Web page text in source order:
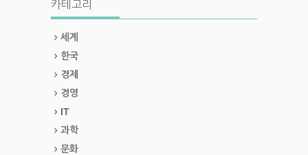
카테고리
세계
한국
경제
경영
IT
과학
문화